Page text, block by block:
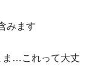
みます
ま…これって大丈